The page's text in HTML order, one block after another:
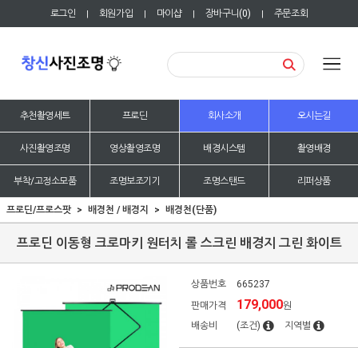
로그인 | 회원가입 | 마이샵 | 장바구니(0) | 주문조회
추천촬영세트 프로딘 회사소개 오시는길
사진촬영조명 영상촬영조명 배경시스템 촬영배경
부착/고정소모품 조명보조기기 조명스탠드 리퍼상품
프로딘/프로스팟 배경천 / 배경지 배경천(단품)
프로딘 이동형 크로마키 원터치 롤 스크린 배경지 그린 화이트
상품번호
665237
판매가격
179,000원
배송비
(조건) 지역별